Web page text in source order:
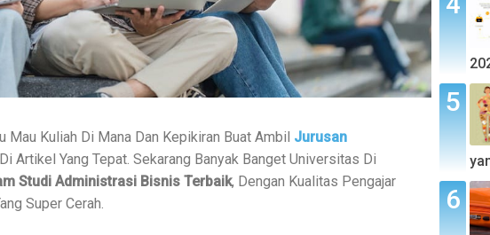
Mau Kuliah Di Mana Dan Kepikiran Buat Ambil Jurusan
Artikel Yang Tepat. Sekarang Banyak Banget Universitas Di
Studi Administrasi Bisnis Terbaik, Dengan Kualitas Pengajar
Super Cerah.